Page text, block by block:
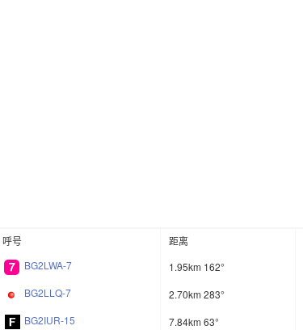
呼号 距离
BG2LWA-7
1.95km 162°
BG2LLQ-7
2.70km 283°
BG2IUR-15
7.84km 63°